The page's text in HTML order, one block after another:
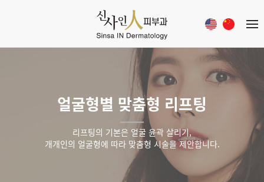
얼굴형별 맞춤형 리프팅
리프팅의 기본은 얼굴 윤곽 살리기,
개개인의 얼굴형에 따라 맞춤형 시술을 제안합니다.